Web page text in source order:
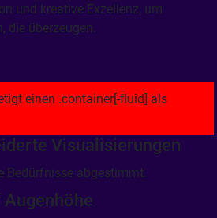
und kreative Exzellenz, um
die überzeugen.
Visualisierungen
Bedürfnisse abgestimmt.